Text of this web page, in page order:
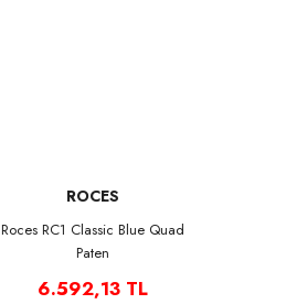
ROCES
Roces RC1 Classic Blue Quad
Paten
6.592,13 TL